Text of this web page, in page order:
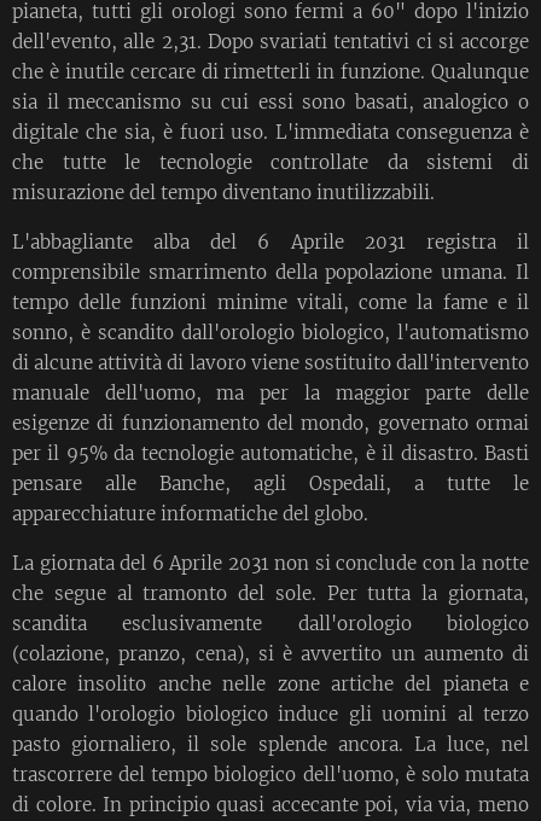
pianeta, tutti gli orologi sono fermi a 60" dopo l'inizio
dell'evento, alle 2,31. Dopo svariati tentativi ci si accorge
che è inutile cercare di rimetterli in funzione. Qualunque
sia il meccanismo su cui essi sono basati, analogico o
digitale che sia, è fuori uso. L'immediata conseguenza è
che tutte le tecnologie controllate da sistemi di
misurazione del tempo diventano inutilizzabili.
L'abbagliante alba del 6 Aprile 2031 registra il
comprensibile smarrimento della popolazione umana. Il
tempo delle funzioni minime vitali, come la fame e il
sonno, è scandito dall'orologio biologico, l'automatismo
di alcune attività di lavoro viene sostituito dall'intervento
manuale dell'uomo, ma per la maggior parte delle
esigenze di funzionamento del mondo, governato ormai
per il 95% da tecnologie automatiche, è il disastro. Basti
pensare alle Banche, agli Ospedali, a tutte le
apparecchiature informatiche del globo.
La giornata del 6 Aprile 2031 non si conclude con la notte
che segue al tramonto del sole. Per tutta la giornata,
scandita esclusivamente dall'orologio biologico
(colazione, pranzo, cena), si è avvertito un aumento di
calore insolito anche nelle zone artiche del pianeta e
quando l'orologio biologico induce gli uomini al terzo
pasto giornaliero, il sole splende ancora. La luce, nel
trascorrere del tempo biologico dell'uomo, è solo mutata
di colore. In principio quasi accecante poi, via via, meno